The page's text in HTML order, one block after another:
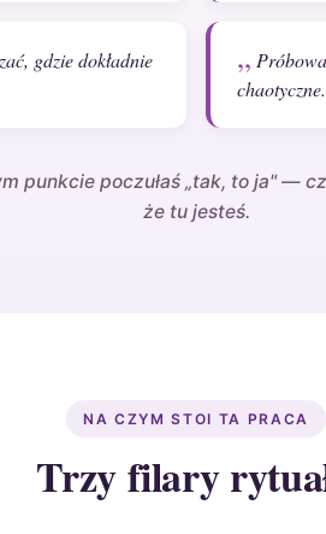
gdzie dokładnie
chaotyczne.
punkcie poczułaś „tak, to ja" —
że tu jesteś.
NA CZYM STOI TA PRACA
Trzy filary